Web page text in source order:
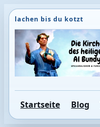
Direkt
zum
Inhalt
wechseln
Startseite Blog